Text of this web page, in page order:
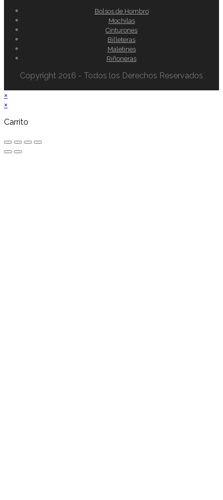
Bolsos de Hombro
Mochilas
Cinturones
Billeteras
Maletines
Riñoneras
Copyright 2016 - Todos los Derechos Reservados
×
×
Carrito